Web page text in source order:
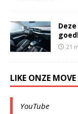
21
LIKE ONZE
YouTube